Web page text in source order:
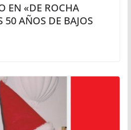
EN «DE ROCHA
50 AÑOS DE BAJOS